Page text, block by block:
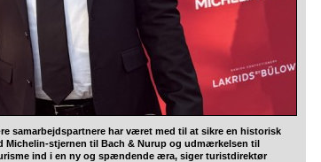
samarbejdspartnere har været med til at sikre en historisk
Michelin-stjernen til Bach & Nurup og udmærkelsen til
ind i en ny og spændende æra, siger turistdirektør